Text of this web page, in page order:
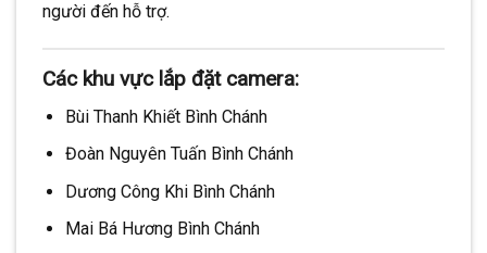
người đến hỗ trợ.
Các khu vực lắp đặt camera:
Bùi Thanh Khiết Bình Chánh
Đoàn Nguyên Tuấn Bình Chánh
Dương Công Khi Bình Chánh
Mai Bá Hương Bình Chánh